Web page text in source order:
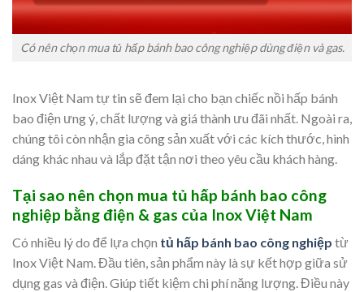
Có nên chọn mua tủ hấp bánh bao công nghiệp dùng điện và gas.
Inox Việt Nam tự tin sẽ đem lại cho bạn chiếc nồi hấp bánh
bao điện ưng ý, chất lượng và giá thành ưu đãi nhất. Ngoài ra,
chúng tôi còn nhận gia công sản xuất với các kích thước, hình
dáng khác nhau và lắp đặt tận nơi theo yêu cầu khách hàng.
Tại sao nên chọn mua tủ hấp bánh bao công
nghiệp bằng điện & gas của Inox Việt Nam
Có nhiều lý do để lựa chọn tủ hấp bánh bao công nghiệp từ
Inox Việt Nam. Đầu tiên, sản phẩm này là sự kết hợp giữa sử
dụng gas và điện. Giúp tiết kiệm chi phí năng lượng. Điều này